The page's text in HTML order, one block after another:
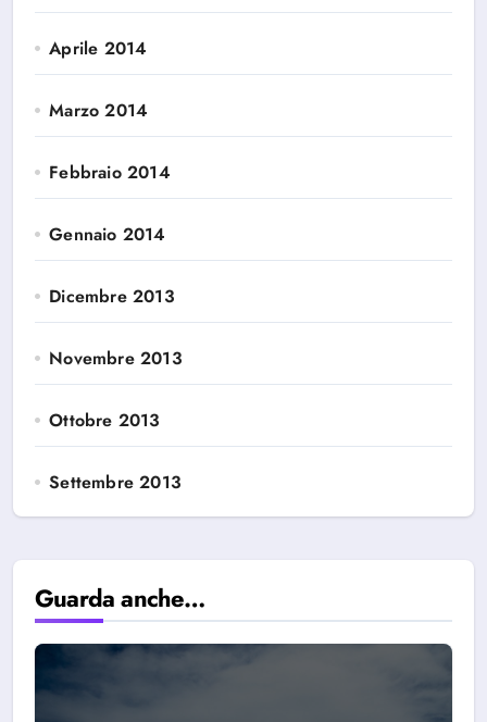
Aprile 2014
Marzo 2014
Febbraio 2014
Gennaio 2014
Dicembre 2013
Novembre 2013
Ottobre 2013
Settembre 2013
Guarda anche…